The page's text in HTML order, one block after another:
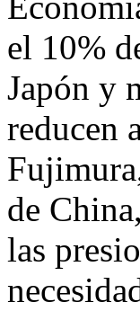
el 10%
Japón y
reducen
de
las